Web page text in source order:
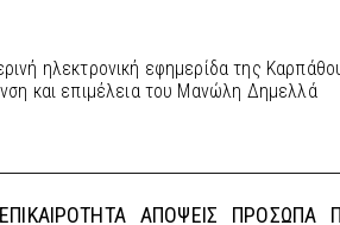
ηλεκτρονική εφημερίδα της
και επιμέλεια του Μανώλη Δημελλά
ΕΠΙΚΑΙΡΌΤΗΤΑ ΑΠΌΨΕΙΣ ΠΡΌΣΩΠΑ